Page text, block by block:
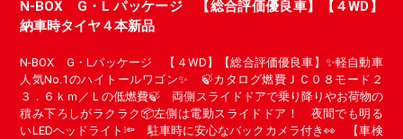
N-BOX G・L パッケージ 【総合評価優良車】【４WD】
納車時タイヤ４本新品
N-BOX G・Lパッケージ 【４WD】【総合評価優良車】✨軽自動車
人気No.1のハイトールワゴン✨ 🍃カタログ燃費ＪＣ０８モード２
３．６ｋｍ／Ｌの低燃費🍃 両側スライドドアで乗り降りやお荷物の
積み下ろしがラクラク📦左側は電動スライドドア！ 夜間でも明る
いLEDヘッドライト🔦 駐車時に安心なバックカメラ付き👀 【車検